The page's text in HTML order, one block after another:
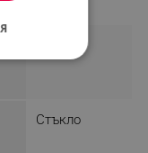
Стъкло